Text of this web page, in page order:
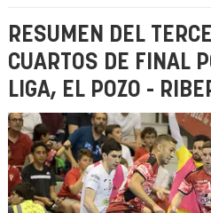
RESUMEN DEL
CUARTOS DE FINAL
LIGA, EL POZO -